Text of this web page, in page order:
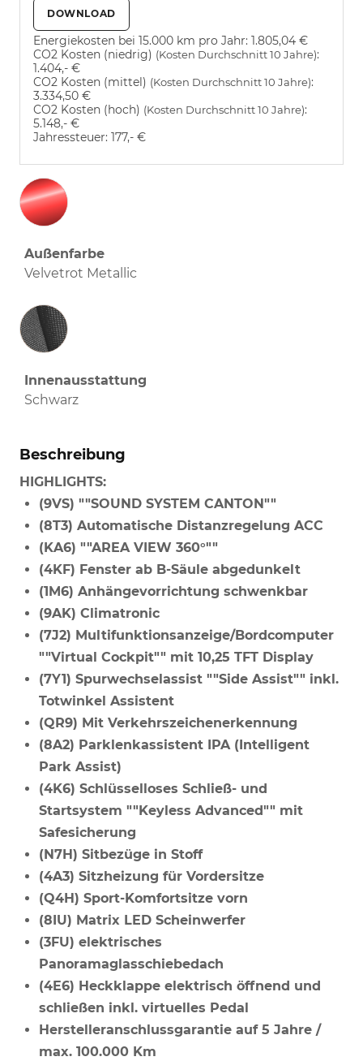
DOWNLOAD
Energiekosten bei 15.000 km pro Jahr: 1.805,04 €
CO2 Kosten (niedrig) (Kosten Durchschnitt 10 Jahre):
1.404,- €
CO2 Kosten (mittel) (Kosten Durchschnitt 10 Jahre):
3.334,50 €
CO2 Kosten (hoch) (Kosten Durchschnitt 10 Jahre):
5.148,- €
Jahressteuer: 177,- €
Außenfarbe
Velvetrot Metallic
Innenausstattung
Innenausstattung
Schwarz
Beschreibung
HIGHLIGHTS:
(9VS) ""SOUND SYSTEM CANTON""
(8T3) Automatische Distanzregelung ACC
(KA6) ""AREA VIEW 360°""
(4KF) Fenster ab B-Säule abgedunkelt
(1M6) Anhängevorrichtung schwenkbar
(9AK) Climatronic
(7J2) Multifunktionsanzeige/Bordcomputer
""Virtual Cockpit"" mit 10,25 TFT Display
(7Y1) Spurwechselassist ""Side Assist"" inkl.
Totwinkel Assistent
(QR9) Mit Verkehrszeichenerkennung
(8A2) Parklenkassistent IPA (Intelligent
Park Assist)
(4K6) Schlüsselloses Schließ- und
Startsystem ""Keyless Advanced"" mit
Safesicherung
(N7H) Sitbezüge in Stoff
(4A3) Sitzheizung für Vordersitze
(Q4H) Sport-Komfortsitze vorn
(8IU) Matrix LED Scheinwerfer
(3FU) elektrisches
Panoramaglasschiebedach
(4E6) Heckklappe elektrisch öffnend und
schließen inkl. virtuelles Pedal
Herstelleranschlussgarantie auf 5 Jahre /
max. 100.000 Km